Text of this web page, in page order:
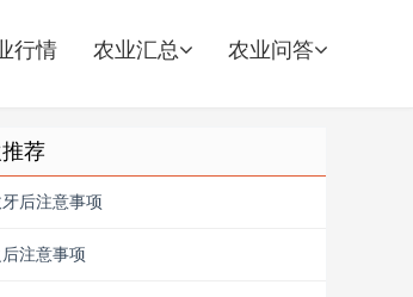
行情 农业汇总 农业问答
荐
后注意事项
注意事项